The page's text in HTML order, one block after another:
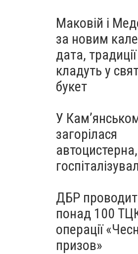
Маковій і
за новим
дата,
кладуть у
букет
У
загорілася
ДБР
понад 100
операції
призов»